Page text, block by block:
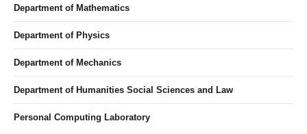
Department of Mathematics
Department of Physics
Department of Mechanics
Department of Humanities Social Sciences and Law
Personal Computing Laboratory